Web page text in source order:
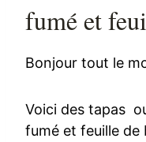
fumé et
Bonjour tout le
Voici des tapas
fumé et feuille de